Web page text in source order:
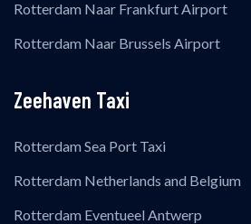
Rotterdam Naar Frankfurt Airport
Rotterdam Naar Brussels Airport
Zeehaven Taxi
Rotterdam Sea Port Taxi
Rotterdam Netherlands and Belgium
Rotterdam Eventueel Antwerp